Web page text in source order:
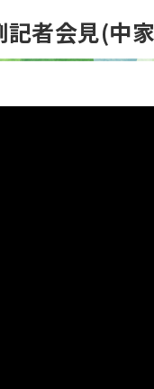
者会見(中